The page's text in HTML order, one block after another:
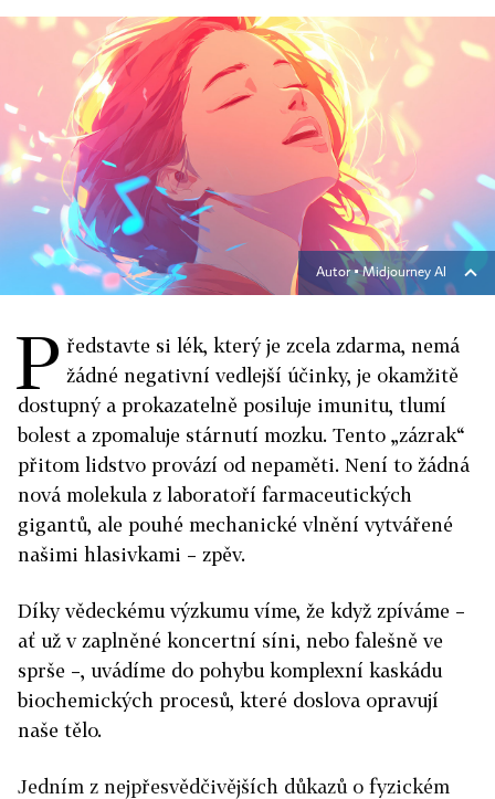
Autor ▪Midjourney AI
P ředstavte si lék, který je zcela zdarma, nemá
žádné negativní vedlejší účinky, je okamžitě
dostupný a prokazatelně posiluje imunitu, tlumí
bolest a zpomaluje stárnutí mozku. Tento „zázrak“
přitom lidstvo provází od nepaměti. Není to žádná
nová molekula z laboratoří farmaceutických
gigantů, ale pouhé mechanické vlnění vytvářené
našimi hlasivkami – zpěv.
Díky vědeckému výzkumu víme, že když zpíváme –
ať už v zaplněné koncertní síni, nebo falešně ve
sprše –, uvádíme do pohybu komplexní kaskádu
biochemických procesů, které doslova opravují
naše tělo.
Jedním z nejpřesvědčivějších důkazů o fyzickém